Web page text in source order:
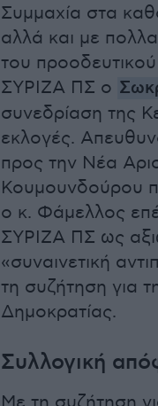
Συμμαχία στα
αλλά και με
του
ΣΥΡΙΖΑ ΠΣ ο
συνεδρίαση της
εκλογές.
προς την Νέα
Κουμουνδούρου
ο κ. Φάμελλος
ΣΥΡΙΖΑ ΠΣ ως
«συναινετική
τη συζήτηση για
Δημοκρατίας.
Συλλογική